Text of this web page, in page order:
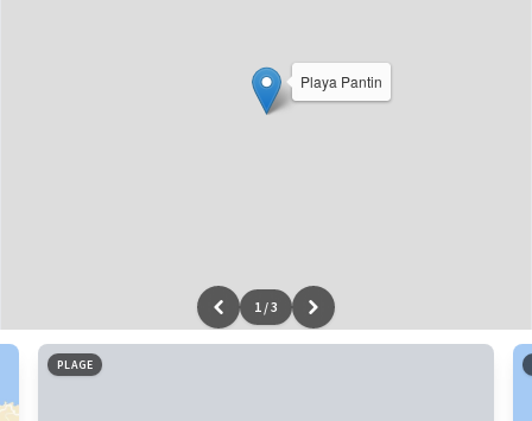
Playa Pantin
Leaflet|données ©OpenStreetMap/ODbL - renduOSM France
1 /3
PLAGE